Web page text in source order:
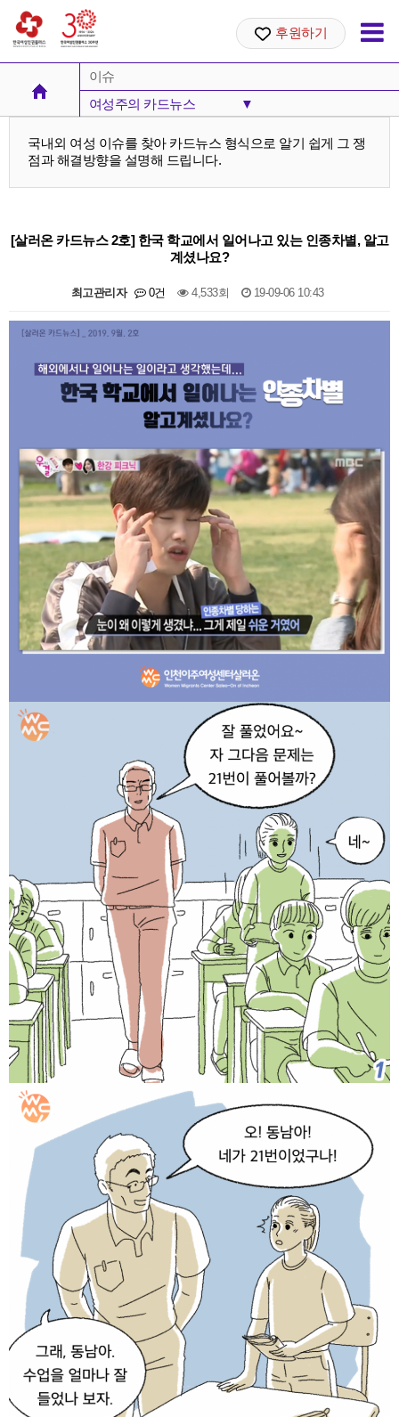
후원하기
이슈
여성주의 카드뉴스
▼
여성주의 카드뉴스
세계 여성뉴스
국내외 여성 이슈를 찾아 카드뉴스 형식으로 알기 쉽게 그 쟁
점과 해결방향을 설명해 드립니다.
[살러온 카드뉴스 2호] 한국 학교에서 일어나고 있는 인종차별, 알고
계셨나요?
최고관리자 0건 4,533회 19-09-06 10:43